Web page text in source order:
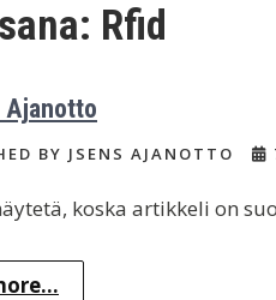
Rfid
Ajanotto
BY JSENS AJANOTTO
koska artikkeli on